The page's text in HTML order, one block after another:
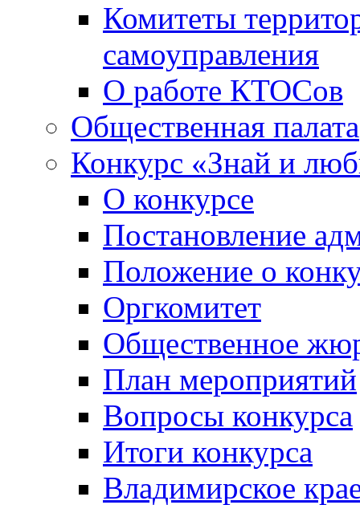
Комитеты
самоуправления
О работе КТОСов
Общественная палата
Конкурс «Знай и
О конкурсе
Постановление
Положение о
Оргкомитет
Общественное
План мероприятий
Вопросы конкурса
Итоги конкурса
Владимирское